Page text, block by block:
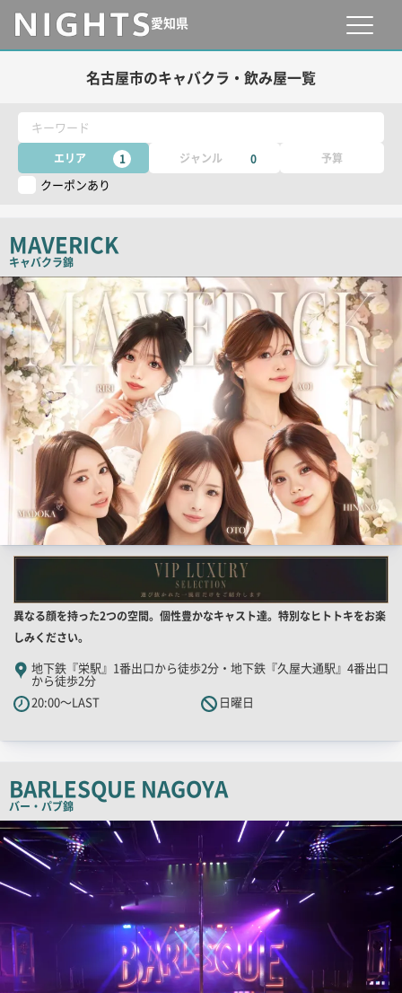
愛知県
名古屋市のキャバクラ・飲み屋一覧
キーワード
エリア 1 ジャンル 0 予算
クーポンあり
MAVERICK
キャバクラ錦
店
舗
PR
画
像
店
舗
PR
キ
ャ
チ
ピ
ー
異なる顔を持った2つの空間。個性豊かなキャスト達。特別なヒトトキをお楽
しみください。
地下鉄『栄駅』1番出口から徒歩2分・地下鉄『久屋大通駅』4番出口
から徒歩2分
20:00～LAST
日曜日
BARLESQUE NAGOYA
バー・パブ錦
検
索
結
一
覧
像